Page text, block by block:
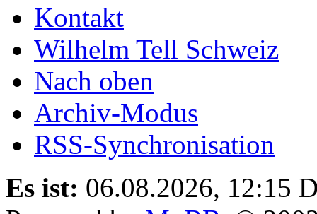
Kontakt
Wilhelm Tell Schweiz
Nach oben
Archiv-Modus
RSS-Synchronisation
Es ist: 06.08.2026, 12:15